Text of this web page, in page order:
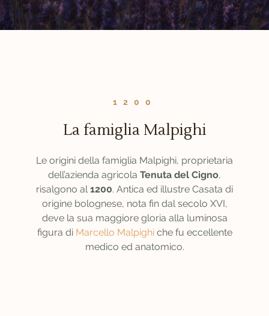
1200
La famiglia Malpighi
Le origini della famiglia Malpighi, proprietaria
dell’azienda agricola Tenuta del Cigno,
risalgono al1200. Antica ed illustre Casata di
origine bolognese, nota fin dal secolo XVI,
deve la sua maggiore gloria alla luminosa
figura di Marcello Malpighiche fu eccellente
medico ed anatomico.